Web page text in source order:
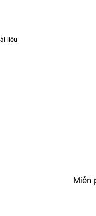
liệu
Miễn